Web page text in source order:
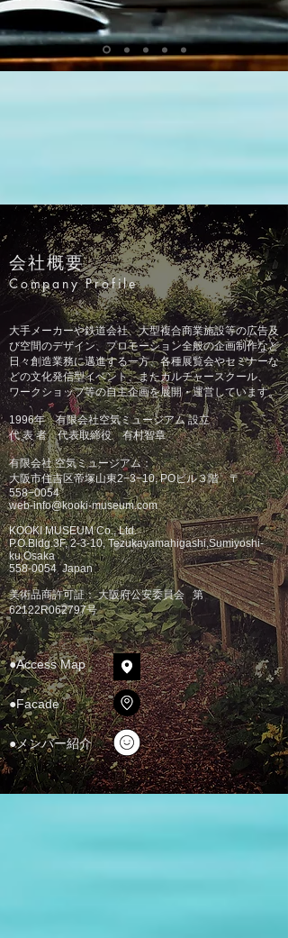
大手メーカーや鉄道会社、大型複合商業施設等の広告及
び空間のデザイン、プロモーション全般の企画制作など
日々創造業務に邁進する一方、各種展覧会やセミナーな
どの文化発信型イベント、またカルチャースクール、
ワークショップ等の自主企画を展開・運営しています。
1996年 有限会社空気ミュージアム 設立
代 表 者 代表取締役 有村智章
有限会社 空気ミュージアム：
大阪市住吉区帝塚山東2−3−10, POビル３階 〒
558−0054
web-info@kooki-museum.com
KOOKI MUSEUM Co., Ltd.
P.O.Bldg.3F, 2-3-10, Tezukayamahigashi,Sumiyoshi-
ku,Osaka
558-0054Japan
美術品商許可証： 大阪府公安委員会 第
62122R062797号
会社概要
Company Profile
●Access Map
●Facade
●メンバー紹介